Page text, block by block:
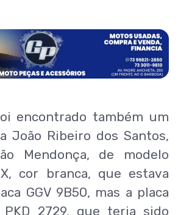
encontrado também um
João Ribeiro dos Santos,
Mendonça, de modelo
cor branca, que estava
GGV 9B50, mas a placa
2729, que teria sido